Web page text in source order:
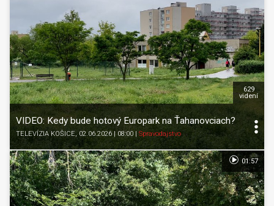
VIDEO: Kedy bude hotový Europark na Ťahanovciach?
TELEVÍZIA KOŠICE, 02.06.2026 | 08:00 Spravodajstvo
629
videní
01:57